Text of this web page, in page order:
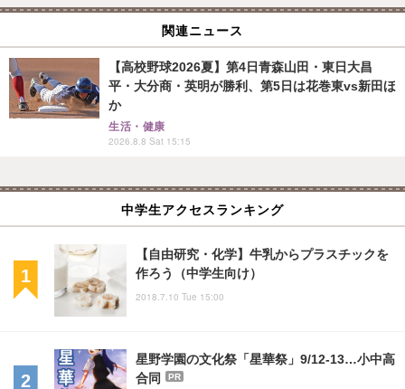
関連ニュース
【高校野球2026夏】第4日青森山田・東日大昌
平・大分商・英明が勝利、第5日は花巻東vs新田ほ
か
生活・健康
2026.8.8 Sat 15:15
中学生アクセスランキング
【自由研究・化学】牛乳からプラスチックを
作ろう（中学生向け）
2018.7.10 Tue 15:00
星野学園の文化祭「星華祭」9/12-13…小中高
合同
PR